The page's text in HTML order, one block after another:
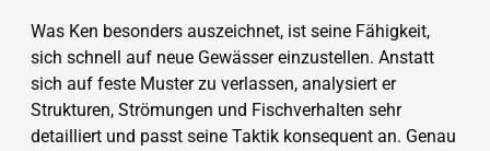
Was Ken besonders auszeichnet, ist seine Fähigkeit,
sich schnell auf neue Gewässer einzustellen. Anstatt
sich auf feste Muster zu verlassen, analysiert er
Strukturen, Strömungen und Fischverhalten sehr
detailliert und passt seine Taktik konsequent an. Genau